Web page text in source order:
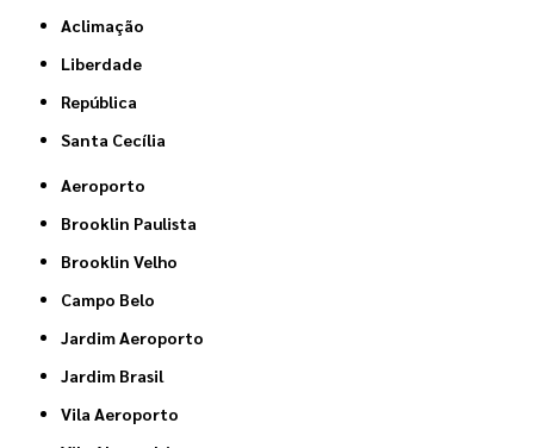
Aclimação
Liberdade
República
Santa Cecília
Aeroporto
Brooklin Paulista
Brooklin Velho
Campo Belo
Jardim Aeroporto
Jardim Brasil
Vila Aeroporto